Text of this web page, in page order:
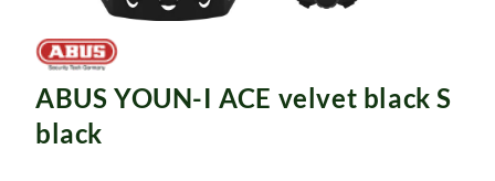
ABUS YOUN-I ACE velvet black S
black